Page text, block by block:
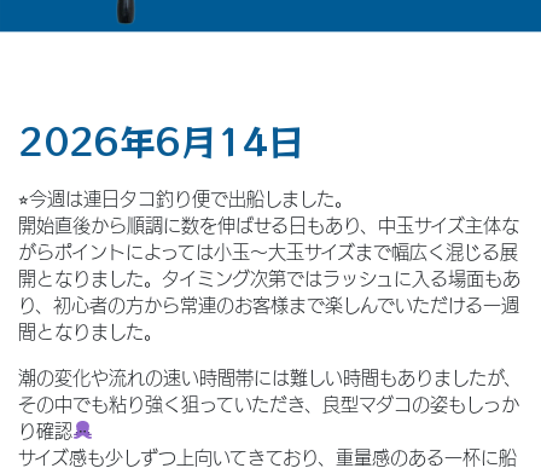
2026年6月14日
⭐︎今週は連日タコ釣り便で出船しました。
開始直後から順調に数を伸ばせる日もあり、中玉サイズ主体な
がらポイントによっては小玉〜大玉サイズまで幅広く混じる展
開となりました。タイミング次第ではラッシュに入る場面もあ
り、初心者の方から常連のお客様まで楽しんでいただける一週
間となりました。
潮の変化や流れの速い時間帯には難しい時間もありましたが、
その中でも粘り強く狙っていただき、良型マダコの姿もしっか
り確認
サイズ感も少しずつ上向いてきており、重量感のある一杯に船